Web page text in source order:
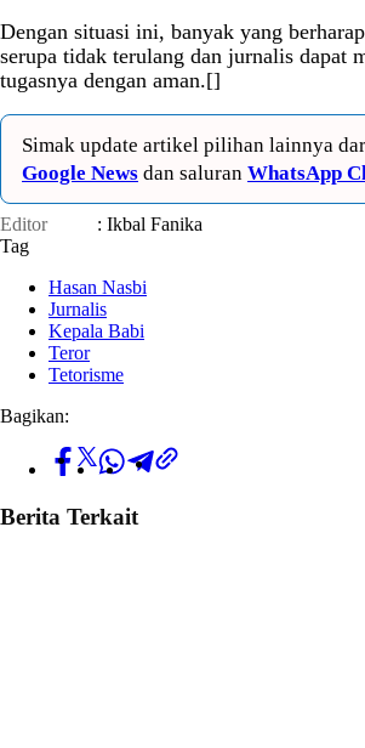
Dengan situasi ini, banyak yang
serupa tidak terulang dan jurnalis dapat
tugasnya dengan aman.[]
Simak update artikel pilihan lainnya
Google News dan saluran WhatsApp
Editor
: Ikbal Fanika
Tag
Hasan Nasbi
Jurnalis
Kepala Babi
Teror
Tetorisme
Bagikan:
Berita Terkait